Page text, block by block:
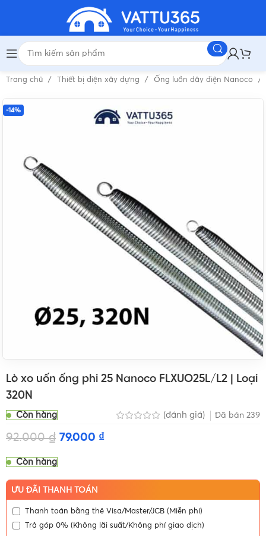
Trang chủ Thiết bị điện xây dựng Ống luồn dây điện Nanoco
-14%
Lò xo uốn ống phi 25 Nanoco FLXUO25L/L2 | Loại
320N
Còn hàng (đánh giá) Đã bán 239
92.000₫ 79.000 ₫
Còn hàng
ƯU ĐÃI THANH TOÁN
Thanh toán bằng thẻ Visa/Master/JCB (Miễn phí)
Trả góp 0% (Không lãi suất/Không phí giao dịch)